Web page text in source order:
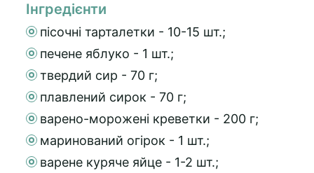
Інгредієнти
пісочні тарталетки - 10-15 шт.;
печене яблуко - 1 шт.;
твердий сир - 70 г;
плавлений сирок - 70 г;
варено-морожені креветки - 200 г;
маринований огірок - 1 шт.;
варене куряче яйце - 1-2 шт.;